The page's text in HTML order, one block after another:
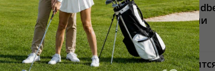
Омичи тратят сотни тысяч на
тысяч и браслеты с бриллиантами
13:10, 28 января #торговля
На Волгоградской к 27 году